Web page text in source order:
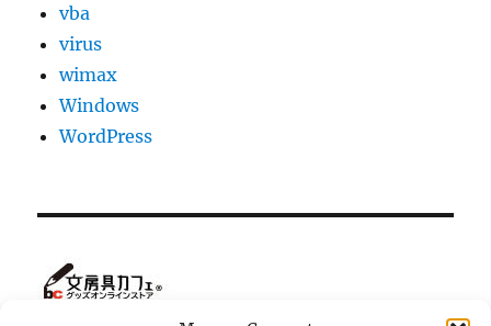
vba
virus
wimax
Windows
WordPress